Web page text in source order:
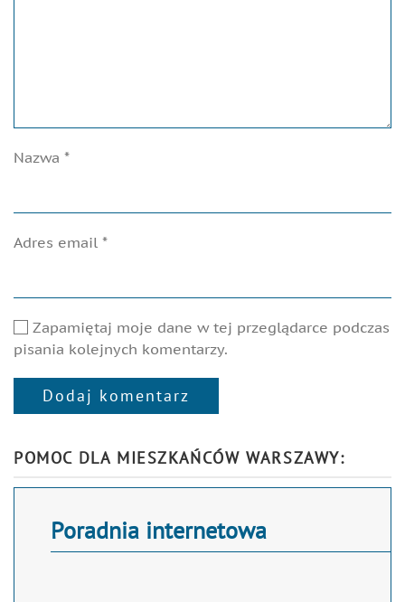
Nazwa *
Adres email *
Zapamiętaj moje dane w tej przeglądarce podczas
pisania kolejnych komentarzy.
Dodaj komentarz
POMOC DLA MIESZKAŃCÓW WARSZAWY:
Poradnia internetowa